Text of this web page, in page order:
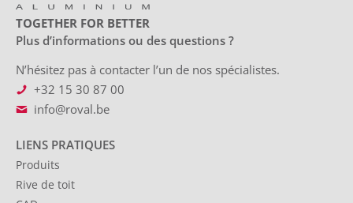
TOGETHER FOR BETTER
Plus d’informations ou des questions ?
N’hésitez pas à contacter l’un de nos spécialistes.
+32 15 30 87 00
info@roval.be
LIENS PRATIQUES
Produits
Rive de toit